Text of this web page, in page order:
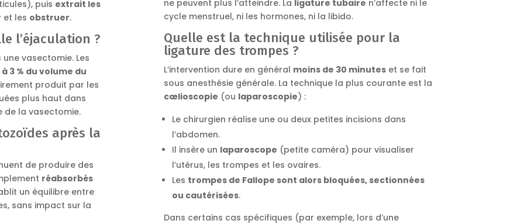
puis extrait les
et les obstruer.
l’éjaculation ?
vasectomie. Les
à 3 % du volume du
produit par les
plus haut dans
de la vasectomie.
après la
de produire des
réabsorbés
un équilibre entre
sans impact sur la
ne peuvent plus l’atteindre. La ligature tubaire n’affecte ni le
cycle menstruel, ni les hormones, ni la libido.
Quelle est la technique utilisée pour la
ligature des trompes ?
L’intervention dure en général moins de 30 minuteset se fait
sous anesthésie générale. La technique la plus courante est la
cœlioscopie (ou laparoscopie) :
Le chirurgien réalise une ou deux petites incisions dans
l’abdomen.
Il insère un laparoscope (petite caméra) pour visualiser
l’utérus, les trompes et les ovaires.
Les trompes de Fallope sont alors bloquées, sectionnées
ou cautérisées.
Dans certains cas spécifiques (par exemple, lors d’une